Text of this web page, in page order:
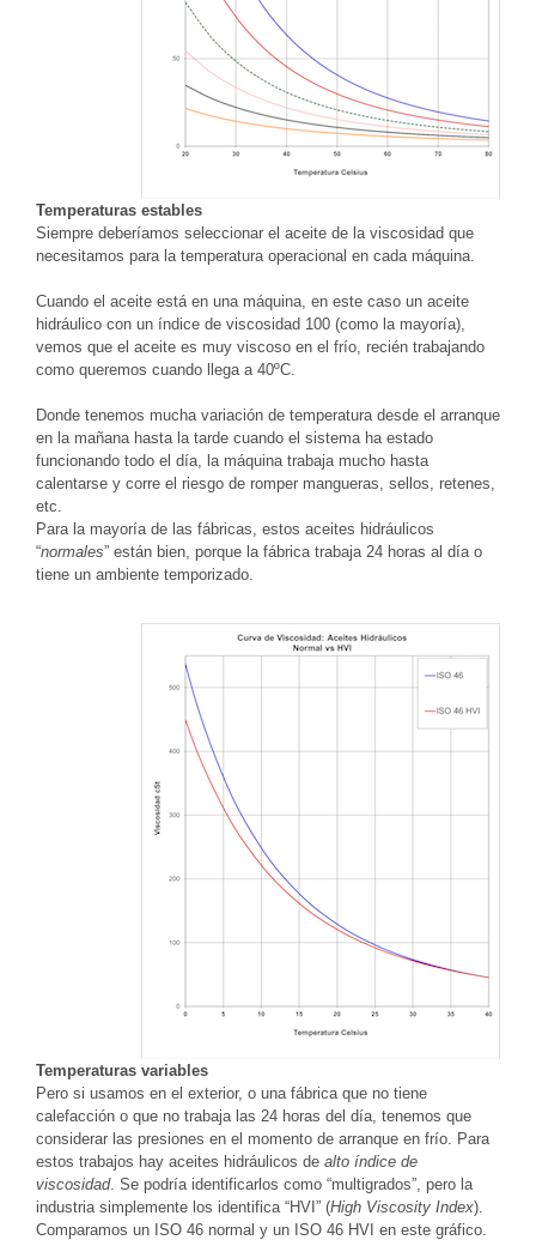
Temperaturas estables
Siempre deberíamos seleccionar el aceite de la viscosidad que
necesitamos para la temperatura operacional en cada máquina.
Cuando el aceite está en una máquina, en este caso un aceite
hidráulico con un índice de viscosidad 100 (como la mayoría),
vemos que el aceite es muy viscoso en el frío, recién trabajando
como queremos cuando llega a 40ºC.
Donde tenemos mucha variación de temperatura desde el arranque
en la mañana hasta la tarde cuando el sistema ha estado
funcionando todo el día, la máquina trabaja mucho hasta
calentarse y corre el riesgo de romper mangueras, sellos, retenes,
etc.
Para la mayoría de las fábricas, estos aceites hidráulicos
“normales” están bien, porque la fábrica trabaja 24 horas al día o
tiene un ambiente temporizado.
Temperaturas variables
Pero si usamos en el exterior, o una fábrica que no tiene
calefacción o que no trabaja las 24 horas del día, tenemos que
considerar las presiones en el momento de arranque en frío. Para
estos trabajos hay aceites hidráulicos de alto índice de
viscosidad. Se podría identificarlos como “multigrados”, pero la
industria simplemente los identifica “HVI” (High Viscosity Index).
Comparamos un ISO 46 normal y un ISO 46 HVI en este gráfico.